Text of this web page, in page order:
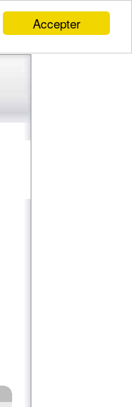
Accepter